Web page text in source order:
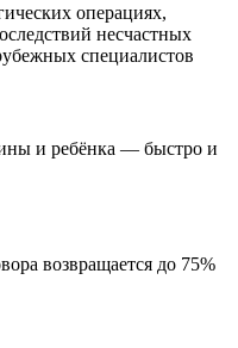
операциях,
несчастных
специалистов
и ребёнка — быстро и
возвращается до 75%